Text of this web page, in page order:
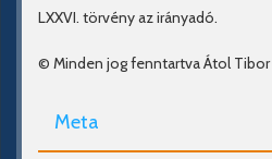
LXXVI. törvény az irányadó.
© Minden jog fenntartva Átol Tibor
Meta